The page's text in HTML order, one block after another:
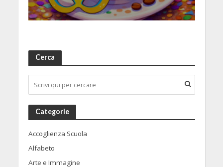
Cerca
Categorie
Accoglienza Scuola
Alfabeto
Arte e Immagine